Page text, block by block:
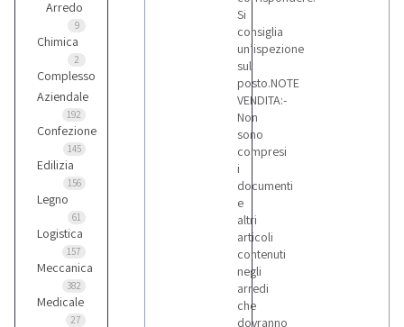
Arredo
9
Chimica
2
Complesso
Aziendale
192
Confezione
145
Edilizia
156
Legno
61
Logistica
157
Meccanica
382
Medicale
27
Si
consiglia
un’ispezione
sul
posto.NOTE
VENDITA:-
Non
sono
compresi
i
documenti
e
altri
articoli
contenuti
negli
arredi
che
dovranno